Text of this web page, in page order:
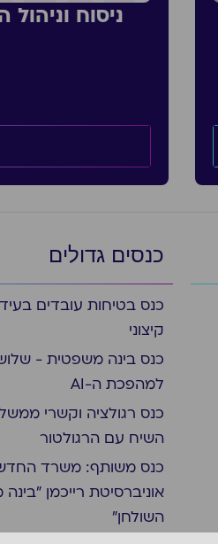
ניסוח
כנסים גדולים
כנס בטיחות עובדים
קיצוני
כנס בינה משפטית -
למהפכת ה-AI
כנס רגולציה וקשרי
השיח עם הרגולטור
כנס משותף: משרד
אוניברסיטת רייכמן
השולחן"